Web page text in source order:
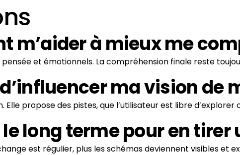
m’aider à mieux me
et émotionnels. La compréhension finale reste
ma vision de
propose des pistes, que l’utilisateur est libre d’explorer
long terme pour en tirer
est régulier, plus les schémas deviennent visibles et